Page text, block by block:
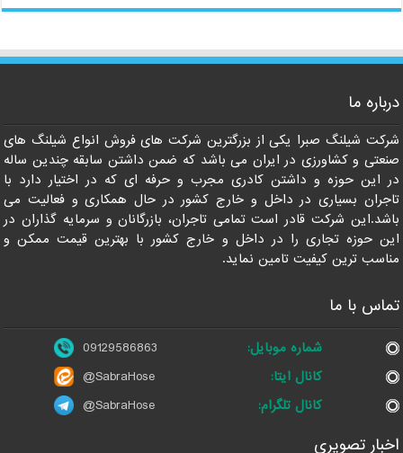
درباره ما
شرکت شیلنگ صبرا یکی از بزرگترین شرکت های فروش انواع شیلنگ های
صنعتی و کشاورزی در ایران می باشد که ضمن داشتن سابقه چندین ساله
در این حوزه و داشتن کادری مجرب و حرفه ای که در اختیار دارد با
تاجران بسیاری در داخل و خارج کشور در حال همکاری و فعالیت می
باشد.این شرکت قادر است تمامی تاجران، بازرگانان و سرمایه گذاران در
این حوزه تجاری را در داخل و خارج کشور با بهترین قیمت ممکن و
مناسب ترین کیفیت تامین نماید.
تماس با ما
شماره موبایل:
09129586863
کانال ایتا:
@SabraHose
کانال تلگرام:
@SabraHose
اخبار تصویری